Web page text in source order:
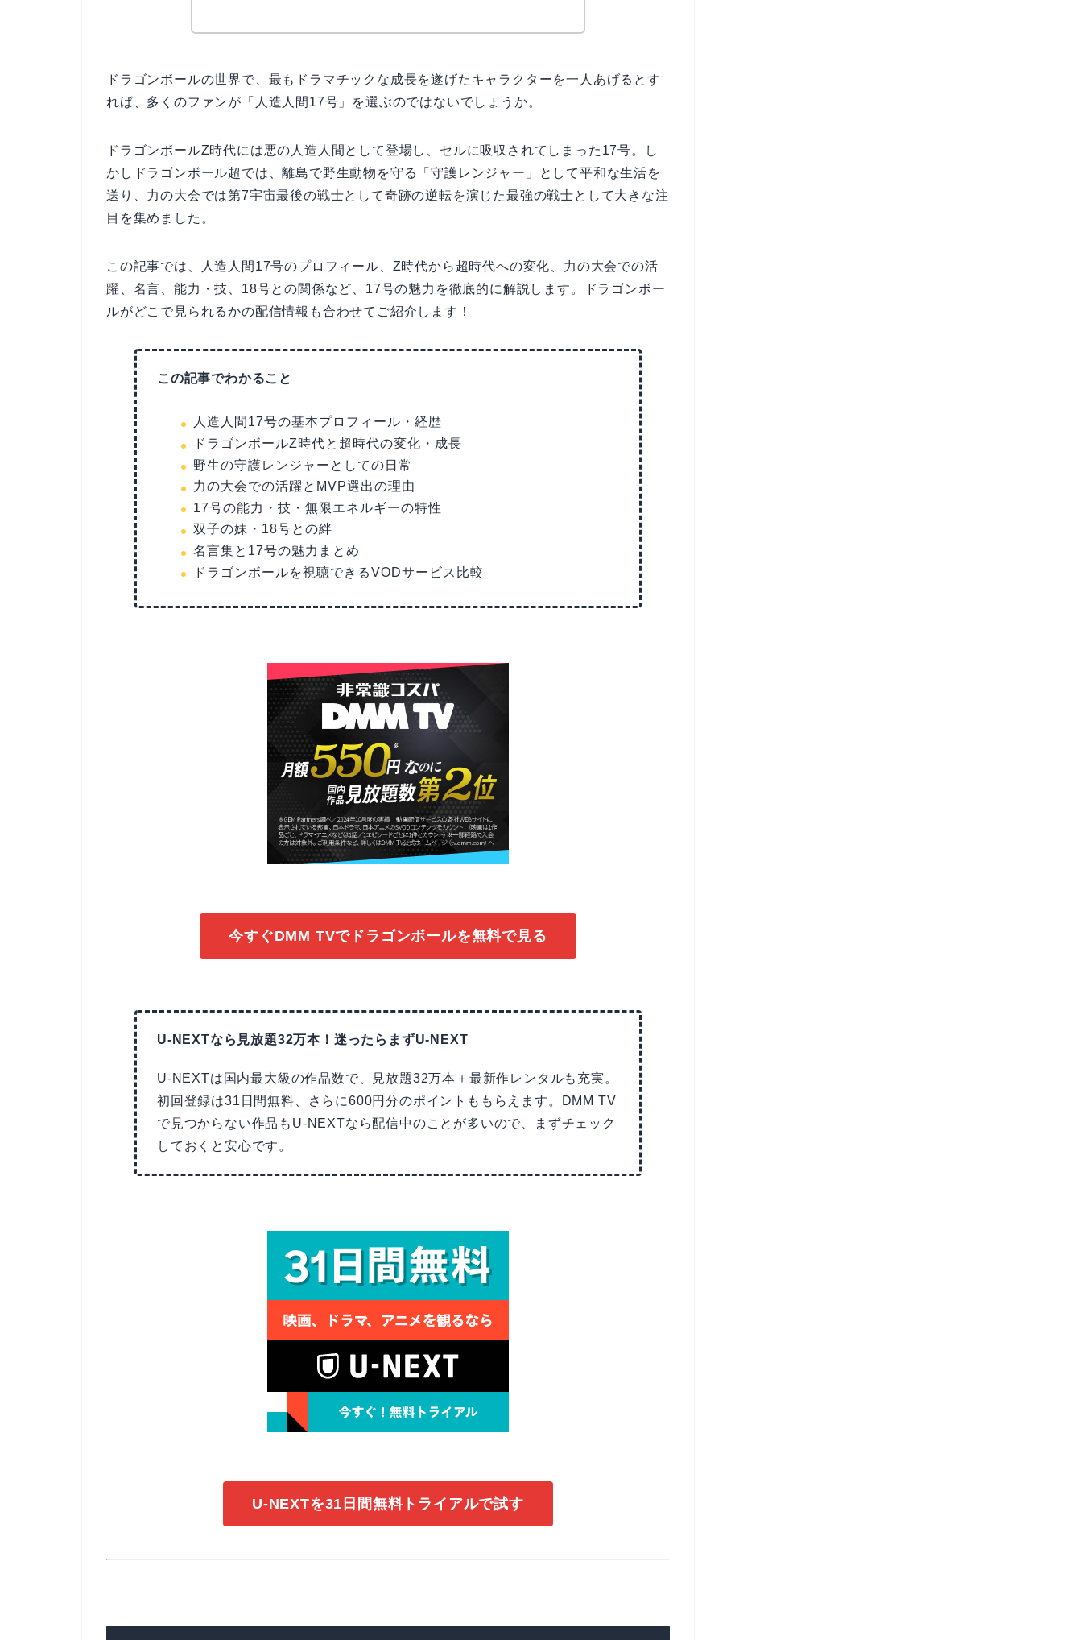
ドラゴンボールの世界で、最もドラマチックな成長を遂げたキャラクターを一人あげるとす
れば、多くのファンが「人造人間17号」を選ぶのではないでしょうか。
ドラゴンボールZ時代には悪の人造人間として登場し、セルに吸収されてしまった17号。し
かしドラゴンボール超では、離島で野生動物を守る「守護レンジャー」として平和な生活を
送り、力の大会では第7宇宙最後の戦士として奇跡の逆転を演じた最強の戦士として大きな注
目を集めました。
この記事では、人造人間17号のプロフィール、Z時代から超時代への変化、力の大会での活
躍、名言、能力・技、18号との関係など、17号の魅力を徹底的に解説します。ドラゴンボー
ルがどこで見られるかの配信情報も合わせてご紹介します！
この記事でわかること
人造人間17号の基本プロフィール・経歴
ドラゴンボールZ時代と超時代の変化・成長
野生の守護レンジャーとしての日常
力の大会での活躍とMVP選出の理由
17号の能力・技・無限エネルギーの特性
双子の妹・18号との絆
名言集と17号の魅力まとめ
ドラゴンボールを視聴できるVODサービス比較
今すぐDMM TVでドラゴンボールを無料で見る
U-NEXTなら見放題32万本！迷ったらまずU-NEXT
U-NEXTは国内最大級の作品数で、見放題32万本＋最新作レンタルも充実。
初回登録は31日間無料、さらに600円分のポイントももらえます。DMM TV
で見つからない作品もU-NEXTなら配信中のことが多いので、まずチェック
しておくと安心です。
U-NEXTを31日間無料トライアルで試す